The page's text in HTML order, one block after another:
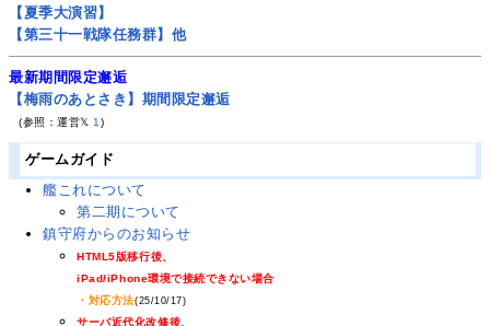
【夏季大演習】
【第三十一戦隊任務群】他
最新期間限定邂逅
【梅雨のあとさき】期間限定邂逅
(参照：運営𝕏 1 )
ゲームガイド
艦これについて
第二期について
鎮守府からのお知らせ
HTML5版移行後、
iPad/iPhone環境で接続できない場合
・対応方法(25/10/17)
サーバ近代化改修後、